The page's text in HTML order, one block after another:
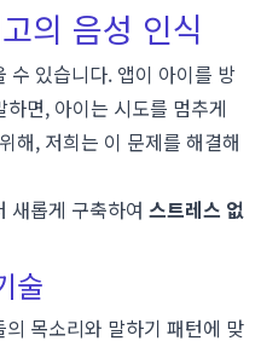
의 음성 인식
수 있습니다. 앱이 아이를 방
면, 아이는 시도를 멈추게
해, 저희는 이 문제를 해결해
새롭게 구축하여 스트레스 없
술
목소리와 말하기 패턴에 맞